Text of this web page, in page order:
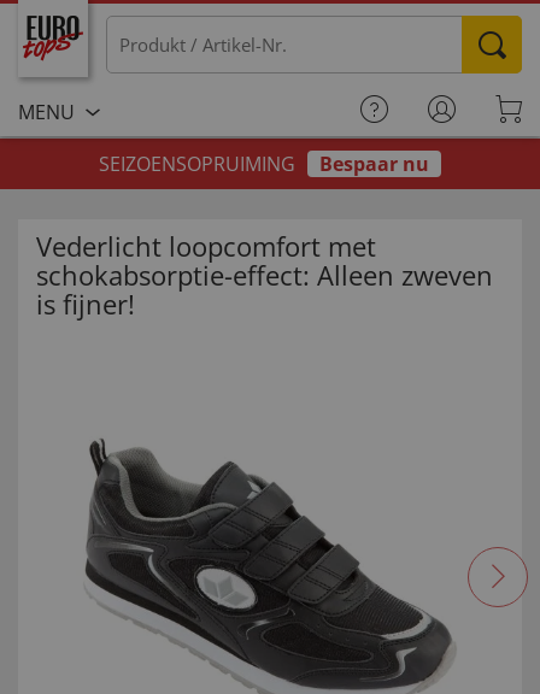
MENU
SEIZOENSOPRUIMING
Bespaar nu
Vederlicht loopcomfort met
schokabsorptie-effect: Alleen zweven
is fijner!